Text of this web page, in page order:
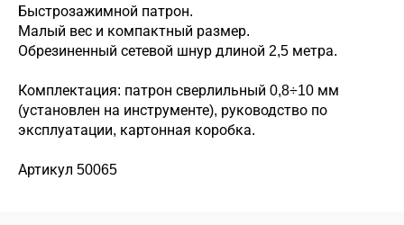
Быстрозажимной патрон.
Малый вес и компактный размер.
Обрезиненный сетевой шнур длиной 2,5 метра.
Комплектация: патрон сверлильный 0,8÷10 мм
(установлен на инструменте), руководство по
эксплуатации, картонная коробка.
Артикул 50065